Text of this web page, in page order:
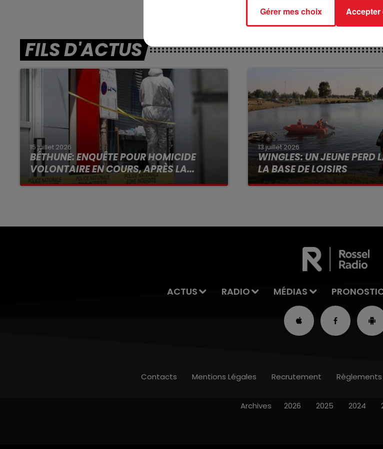
FILS D'ACTUS
15 juillet 2026
BÉTHUNE: ENQUÊTE POUR HOMICIDE
VOLONTAIRE EN COURS, APRÈS LA...
Selon les premiers éléments, le logement
13 juillet 2026
WINGLES: UN JEUNE PERD
LA BASE DE LOISIRS
La victime a coulé à pic
ACTUS RADIO MÉDIAS
Contacts Mentions Légales Recrutement Règlements
Archives 2026 2025 2024
Gérer mes choix Accepter